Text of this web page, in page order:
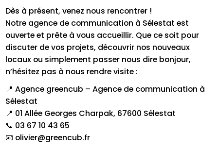
Dès à présent, venez nous rencontrer !
Notre agence de communication à Sélestat est
ouverte et prête à vous accueillir. Que ce soit pour
discuter de vos projets, découvrir nos nouveaux
locaux ou simplement passer nous dire bonjour,
n’hésitez pas à nous rendre visite :
📍 Agence greencub – Agence de communication à
Sélestat
📍 01 Allée Georges Charpak, 67600 Sélestat
📞 03 67 10 43 65
📧 olivier@greencub.fr